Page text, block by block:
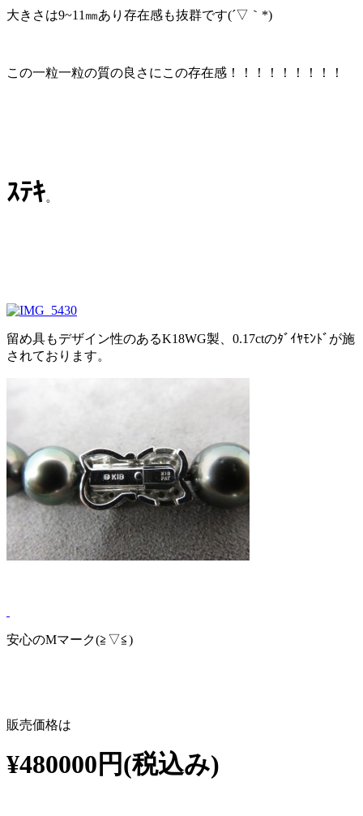
大きさは9~11㎜あり存在感も抜群です(´▽｀*)
この一粒一粒の質の良さにこの存在感！！！！！！！！！
ｽﾃｷ。
留め具もデザイン性のあるK18WG製、0.17ctのﾀﾞｲﾔﾓﾝﾄﾞが施
されております。
安心のMマーク(≧▽≦)
販売価格は
¥480000円(税込み)